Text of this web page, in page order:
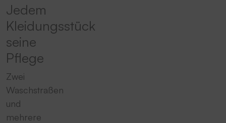
Jedem
Kleidungsstück
seine
Pflege
Zwei
Waschstraßen
und
mehrere